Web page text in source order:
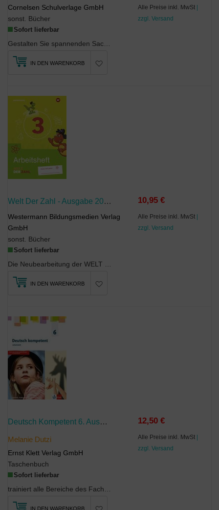
Cornelsen Schulverlage GmbH
sonst. Bücher
Sofort lieferbar
Alle Preise inkl. MwSt |
zzgl. Versand
IN DEN WARENKORB
Welt Der Zahl - Ausgabe 2022 Für Berlin, Brandenburg, Mecklenburg-Vorpommern, Sachsen-Anhalt Und Thüringen
Westermann Bildungsmedien Verlag
GmbH
sonst. Bücher
Sofort lieferbar
10,95 €
Alle Preise inkl. MwSt |
zzgl. Versand
IN DEN WARENKORB
Deutsch Kompetent 6. Ausgabe Sachsen, Sachsen-Anhalt, Thüringen Gymnasium
Melanie Dutzi
Ernst Klett Verlag GmbH
Taschenbuch
Sofort lieferbar
12,50 €
Alle Preise inkl. MwSt |
zzgl. Versand
IN DEN WARENKORB